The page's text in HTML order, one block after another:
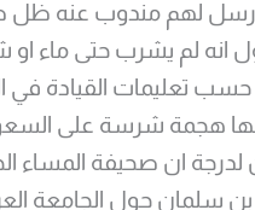
لهم مندوب عنه ظل
انه لم يشرب حتى ماء او
تعليمات القيادة في
هجمة شرسة على
ان صحيفة المساء
سلمان حول الجامعة